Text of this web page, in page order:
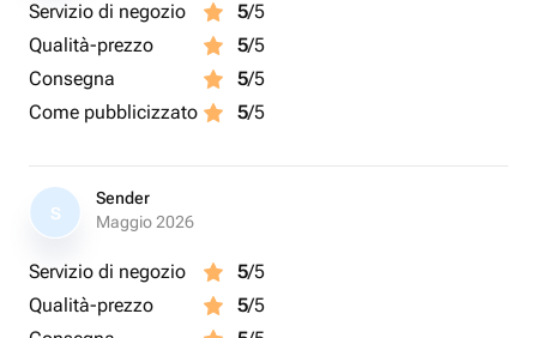
Servizio di negozio 5/5
Qualità-prezzo
5/5
Consegna
5/5
Come pubblicizzato
5/5
S
Sender
Maggio 2026
Servizio di negozio 5/5
Qualità-prezzo
5/5